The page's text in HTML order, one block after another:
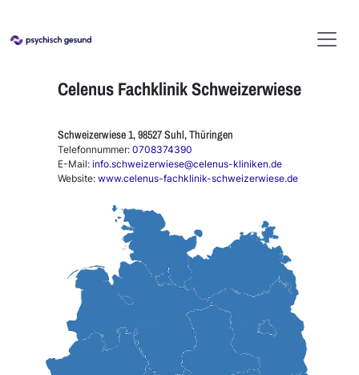
Celenus Fachklinik Schweizerwiese
Schweizerwiese 1, 98527 Suhl, Thüringen
Telefonnummer: 0708374390
E-Mail: info.schweizerwiese@celenus-kliniken.de
Website: www.celenus-fachklinik-schweizerwiese.de